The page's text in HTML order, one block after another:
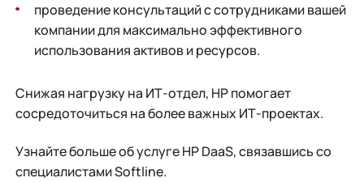
проведение консультаций с сотрудниками вашей
компании для максимально эффективного
использования активов и ресурсов.
Снижая нагрузку на ИТ-отдел, НР помогает
сосредоточиться на более важных ИТ-проектах.
Узнайте больше об услуге HP DaaS, связавшись со
специалистами Softline.